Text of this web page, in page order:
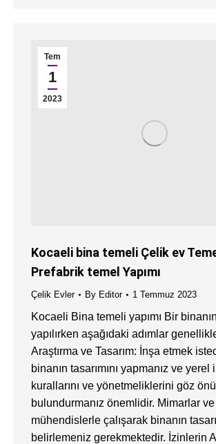
Tem
1
2023
Kocaeli bina temeli Çelik ev
Prefabrik temel Yapımı
Çelik Evler By Editor 1 Temmuz 2023
Kocaeli Bina temeli yapımı Bir
yapılırken aşağıdaki adımlar
Araştırma ve Tasarım: İnşa etmek
binanın tasarımını yapmanız ve yerel
kurallarını ve yönetmeliklerini göz
bulundurmanız önemlidir. Mimarlar ve
mühendislerle çalışarak binanın
belirlemeniz gerekmektedir. İzinlerin